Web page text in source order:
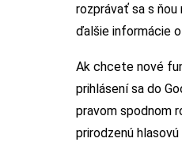
rozprávať sa s
ďalšie informácie o
Ak chcete nové
prihlásení sa do
pravom spodnom
prirodzenú